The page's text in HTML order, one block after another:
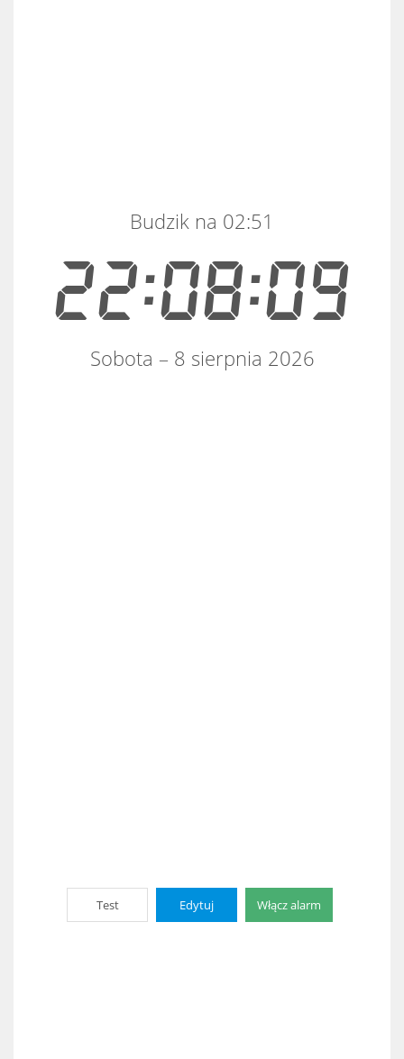
22:08:10
Budzik na 02:51
Sobota – 8 sierpnia 2026
Test Edytuj Włącz alarm